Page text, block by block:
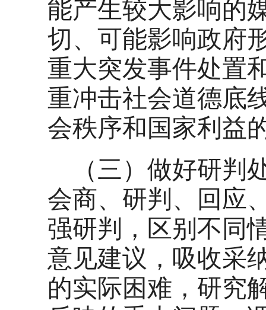
能产生较大影响的
切、可能影响政府
重大突发事件处置
重冲击社会道德底
会秩序和国家利益
（三）做好研判
会商、研判、回应
强研判，区别不同
意见建议，吸收采
的实际困难，研究